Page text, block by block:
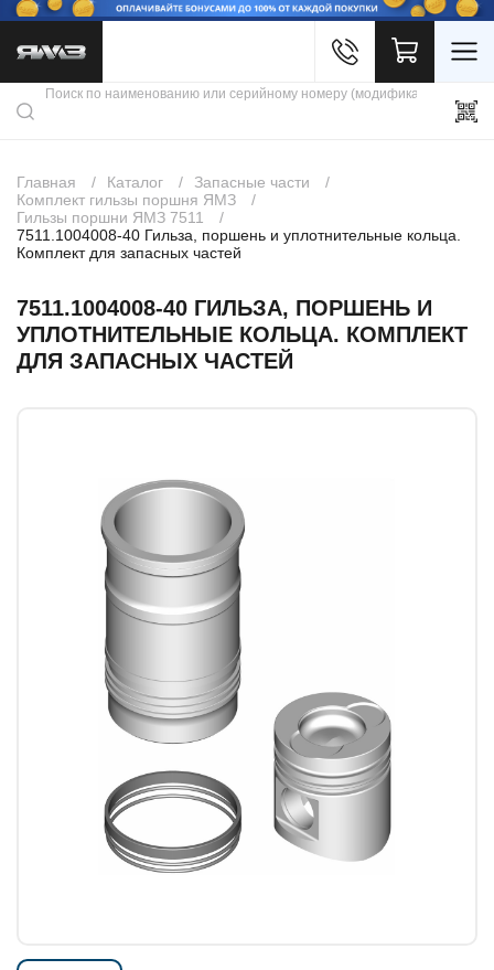
Каталог продукции
Скидки
Контакты
Главная Каталог
Запасные части
Комплект гильзы поршня ЯМЗ
Гильзы поршни ЯМЗ 7511
7511.1004008-40 Гильза, поршень и уплотнительные кольца.
Комплект для запасных частей
7511.1004008-40 ГИЛЬЗА, ПОРШЕНЬ И
УПЛОТНИТЕЛЬНЫЕ КОЛЬЦА. КОМПЛЕКТ
ДЛЯ ЗАПАСНЫХ ЧАСТЕЙ